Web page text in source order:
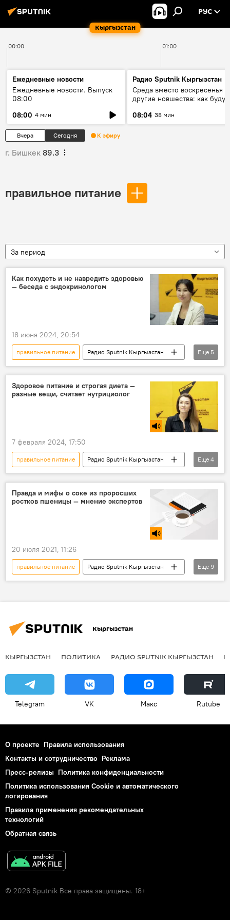
Кыргызстан
РУС
00:00 01:00
Ежедневные новости
Ежедневные новости. Выпуск
08:00
08:00 4 мин
Радио Sputnik Кыргызстан
Среда вместо воскресенья и
другие новшества: как будут
08:04 38 мин
Вчера Сегодня К эфиру
г. Бишкек 89.3
правильное питание
За период
Как похудеть и не навредить здоровью
— беседа с эндокринологом
18 июня 2024, 20:54
правильное питание
Радио Sputnik Кыргызстан
диета
похудение
Особый акцент
Кыргызстан
Асылкан Молдобаева
Еще 5
Здоровое питание и строгая диета —
разные вещи, считает нутрициолог
7 февраля 2024, 17:50
правильное питание
Радио Sputnik Кыргызстан
Кыргызстан
нутрициолог
здоровье
диета
Еще 4
Правда и мифы о соке из проросших
ростков пшеницы — мнение экспертов
20 июля 2021, 11:26
правильное питание
Радио Sputnik Кыргызстан
Общество
Кыргызстан
Тина Ибраева
Еще 9
Кыргызстан
КЫРГЫЗСТАН ПОЛИТИКА РАДИО SPUTNIK КЫРГЫЗСТАН
Telegram VK Макс Rutube
О проекте Правила использования
Контакты и сотрудничество Реклама
Пресс-релизы Политика конфиденциальности
Политика использования Cookie и автоматического
логирования
Правила применения рекомендательных
технологий
Обратная связь
© 2026 Sputnik Все права защищены. 18+